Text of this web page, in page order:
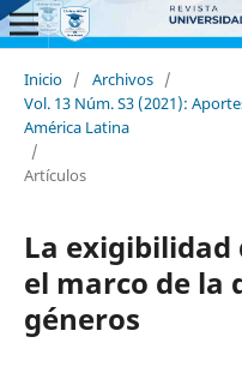
Inicio / Archivos /
Vol. 13 Núm. S3 (2021):
América Latina
/
Artículos
La exigibilidad
el marco de la
géneros